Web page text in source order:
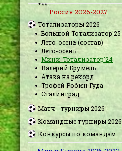
***
Россия 2026-2027
Тотализаторы 2026
Большой Тотализатор'25
Лето-осень (состав)
Лето-осень
Мини-Тотализатор'24
Валерий Брумель
Атака на рекорд
Трофей Робин Гуда
Сталинград
Матч - турниры 2026
Командные турниры 2026
Конкурсы по командам